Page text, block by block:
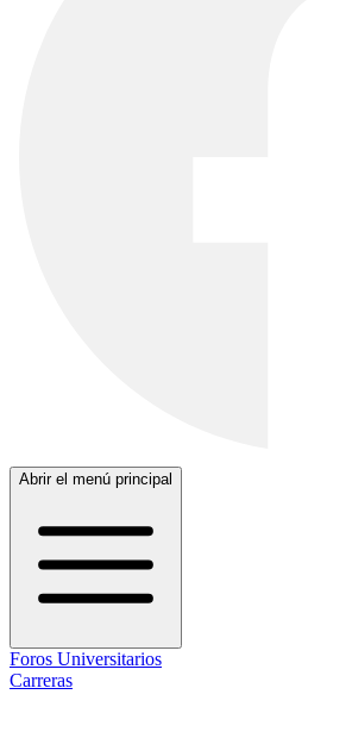
Abrir el menú principal
Foros Universitarios
Carreras